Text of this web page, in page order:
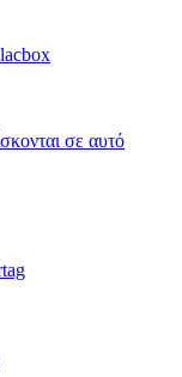
σε αυτό